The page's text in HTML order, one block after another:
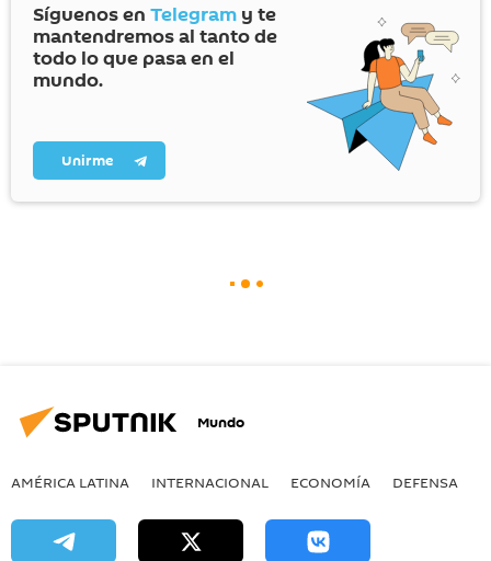
Síguenos en Telegram y te
mantendremos al tanto de
todo lo que pasa en el
mundo.
Unirme
Mundo
AMÉRICA LATINA INTERNACIONAL ECONOMÍA DEFENSA